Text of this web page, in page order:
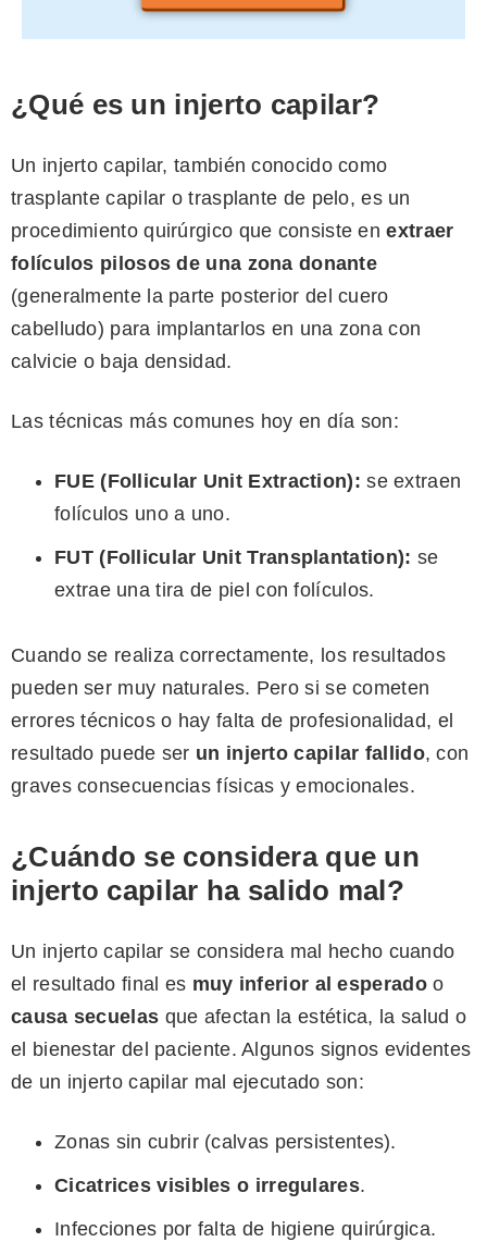
¿Qué es un injerto capilar?
Un injerto capilar, también conocido como
trasplante capilar o trasplante de pelo, es un
procedimiento quirúrgico que consiste enextraer
folículos pilosos de una zona donante
(generalmente la parte posterior del cuero
cabelludo) para implantarlos en una zona con
calvicie o baja densidad.
Las técnicas más comunes hoy en día son:
FUE (Follicular Unit Extraction): se extraen
folículos uno a uno.
FUT (Follicular Unit Transplantation): se
extrae una tira de piel con folículos.
Cuando se realiza correctamente, los resultados
pueden ser muy naturales. Pero si se cometen
errores técnicos o hay falta de profesionalidad, el
resultado puede ser un injerto capilar fallido, con
graves consecuencias físicas y emocionales.
¿Cuándo se considera que un
injerto capilar ha salido mal?
Un injerto capilar se considera mal hecho cuando
el resultado final es muy inferior al esperadoo
causa secuelas que afectan la estética, la salud o
el bienestar del paciente. Algunos signos evidentes
de un injerto capilar mal ejecutado son:
Zonas sin cubrir (calvas persistentes).
Cicatrices visibles o irregulares.
Infecciones por falta de higiene quirúrgica.